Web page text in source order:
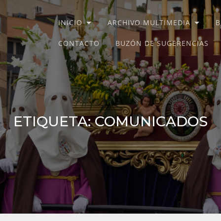
DE LA MISERICORDIA
INICIO ARCHIVO MULTIMEDIA
CONTACTO BUZÓN DE SUGERENCIAS
ETIQUETA:COMUNICADOS